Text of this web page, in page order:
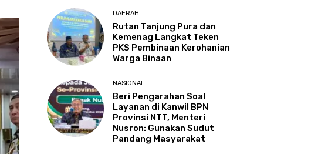
DAERAH
Rutan Tanjung Pura dan
Kemenag Langkat Teken
PKS Pembinaan Kerohanian
Warga Binaan
NASIONAL
Beri Pengarahan Soal
Layanan di Kanwil BPN
Provinsi NTT, Menteri
Nusron: Gunakan Sudut
Pandang Masyarakat